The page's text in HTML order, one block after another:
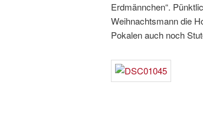
Erdmännchen“.
Weihnachtsmann die
Pokalen auch noch